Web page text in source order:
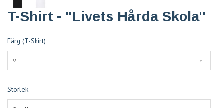
T-Shirt - "Livets Hårda Skola"
Färg (T-Shirt)
Vit
Storlek